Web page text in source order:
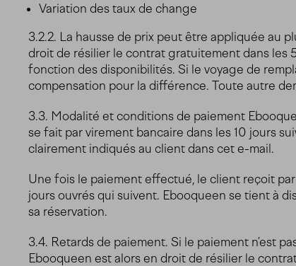
Variation des taux de change
3.2.2. La hausse de prix peut être appliquée au
droit de résilier le contrat gratuitement dans les
fonction des disponibilités. Si le voyage de
compensation pour la différence. Toute autre
3.3. Modalité et conditions de paiement
se fait par virement bancaire dans les 10 jours
clairement indiqués au client dans cet e-mail.
Une fois le paiement effectué, le client reçoit
jours ouvrés qui suivent. Ebooqueen se tient à
sa réservation.
3.4. Retards de paiement. Si le paiement n’est
Ebooqueen est alors en droit de résilier le